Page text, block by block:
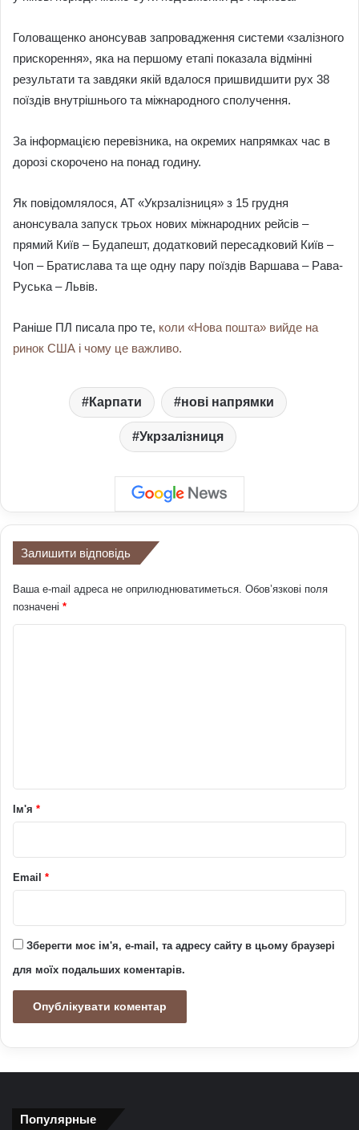
Головащенко анонсував запровадження системи «залізного
прискорення», яка на першому етапі показала відмінні
результати та завдяки якій вдалося пришвидшити рух 38
поїздів внутрішнього та міжнародного сполучення.
За інформацією перевізника, на окремих напрямках час в
дорозі скорочено на понад годину.
Як повідомлялося, АТ «Укрзалізниця» з 15 грудня
анонсувала запуск трьох нових міжнародних рейсів –
прямий Київ – Будапешт, додатковий пересадковий Київ –
Чоп – Братислава та ще одну пару поїздів Варшава – Рава-
Руська – Львів.
Раніше ПЛ писала про те, коли «Нова пошта» вийде на
ринок США і чому це важливо.
Карпати нові напрямки
Укрзалізниця
Залишити відповідь
Ваша e-mail адреса не оприлюднюватиметься. Обов’язкові поля
позначені *
рІм'я *
Email *
Зберегти моє ім'я, e-mail, та адресу сайту в цьому браузері
для моїх подальших коментарів.
Популярные